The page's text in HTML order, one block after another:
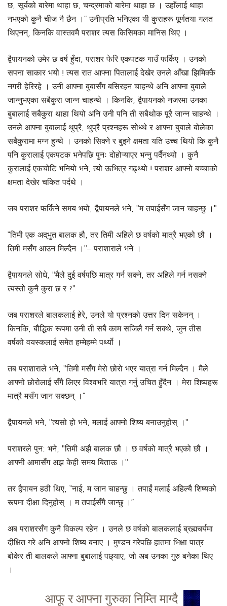
छ, सूर्यको बारेमा थाहा छ, चन्द्रमाको बारेमा थाहा छ । उहाँलाई थाहा
नभएको कुनै चीज नै छैन ।” उनीप्रति भनिएका यी कुराहरू पूर्णतया गलत
थिएनन्, किनकि वास्तवमै पराशर त्यस किसिमका मानिस थिए ।
द्वैपायनको उमेर छ वर्ष हुँदा, पराशर फेरि एकपटक गाउँ फर्किए । उनको
सपना साकार भयो ! त्यस रात आफ्ना पितालाई देखेर उनले आँखा झिमिक्कै
नगरी हेरिरहे । उनी आफ्ना बुबासँग बसिरहन चाहन्थे अनि आफ्ना बुबाले
जान्नुभएका सबैकुरा जान्न चाहन्थे । किनकि, द्वैपायनको नजरमा उनका
बुबालाई सबैकुरा थाहा थियो अनि उनी पनि ती सबैथोक पूरै जान्न चाहन्थे ।
उनले आफ्ना बुबालाई थुप्रै, थुप्रै प्रश्नहरू सोध्थे र आफ्ना बुबाले बोलेका
सबैकुरामा मग्न हुन्थे । उनको सिक्ने र बुझ्ने क्षमता यति उच्च थियो कि कुनै
पनि कुरालाई एकपटक भनेपछि पुनः दोहोऱ्याएर भन्नु पर्दैनथ्यो । कुनै
कुरालाई एकचोटि भनियो भने, त्यो ऊभित्र गढ्थ्यो ! पराशर आफ्नो बच्चाको
क्षमता देखेर चकित पर्दथे ।
जब पराशर फर्किने समय भयो, द्वैपायनले भने, "म तपाईसँग जान चाहन्छु ।"
“तिमी एक अद्‌भुत बालक हौ, तर तिमी अहिले छ वर्षको मात्रै भएको छौ ।
तिमी मसँग आउन मिल्दैन ।"– पराशाराले भने ।
द्वैपायनले सोधे, "मैले दुई वर्षपछि मात्र गर्न सक्ने, तर अहिले गर्न नसक्ने
त्यस्तो कुनै कुरा छ र ?"
जब पराशरले बालकलाई हेरे, उनले यो प्रश्नको उत्तर दिन सकेनन् ।
किनकि, बौद्धिक रूपमा उनी ती सबै काम सजिलै गर्न सक्थे, जुन तीस
वर्षको वयस्कलाई समेत हम्मेहम्मे पर्थ्यो ।
तब पराशाराले भने, "तिमी मसँग मेरो छोरो भएर यात्रा गर्न मिल्दैन । मैले
आफ्नो छोरोलाई सँगै लिएर विश्वभरि यात्रा गर्नु उचित हुँदैन । मेरा शिष्यहरू
मात्रै मसँग जान सक्छन् ।”
द्वैपायनले भने, "त्यसो हो भने, मलाई आफ्नो शिष्य बनाउनुहोस् ।"
पराशरले पुन: भने, "तिमी अझै बालक छौ । छ वर्षको मात्रै भएको छौ ।
आफ्नी आमासँग अझ केही समय बिताऊ ।"
तर द्वैपायन हठी थिए, “नाई, म जान चाहन्छु । तपाईं मलाई अहिल्यै शिष्यको
रूपमा दीक्षा दिनुहोस् । म तपाईसँगै जान्छु ।”
अब पराशरसँग कुनै विकल्प रहेन । उनले छ वर्षको बालकलाई ब्रह्मचर्यमा
दीक्षित गरे अनि आफ्नो शिष्य बनाए । मुण्डन गरेपछि हातमा भिक्षा पात्र
बोकेर ती बालकले आफ्ना बुबालाई पछ्याए, जो अब उनका गुरु बनेका थिए
।
आफू र आफ्ना गुरुका निम्ति माग्दै